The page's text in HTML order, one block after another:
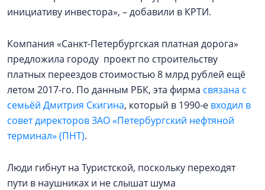
инициативу инвестора», – добавили в КРТИ.
Компания «Санкт-Петербургская платная дорога»
предложила городу проект по строительству
платных переездов стоимостью 8 млрд рублей ещё
летом 2017-го. По данным РБК, эта фирма связана с
семьёй Дмитрия Скигина, который в 1990-е входил в
совет директоров ЗАО «Петербургский нефтяной
терминал» (ПНТ).
Люди гибнут на Туристской, поскольку переходят
пути в наушниках и не слышат шума